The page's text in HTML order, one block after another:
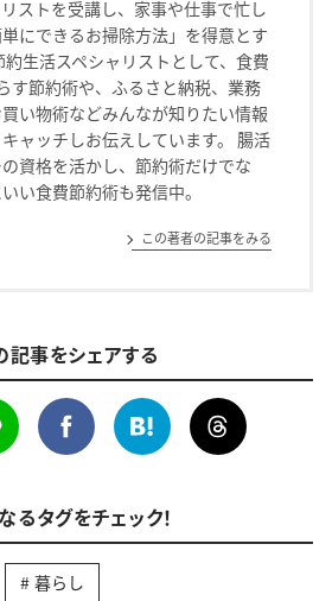
ストを受講し、家事や仕事で忙し
にできるお掃除方法」を得意とす
約生活スペシャリストとして、食費
す節約術や、ふるさと納税、業務
い物術などみんなが知りたい情報
ャッチしお伝えしています。 腸活
資格を活かし、節約術だけでな
い食費節約術も発信中。
この著者の記事をみる
記事をシェアする
るタグをチェック！
暮らし